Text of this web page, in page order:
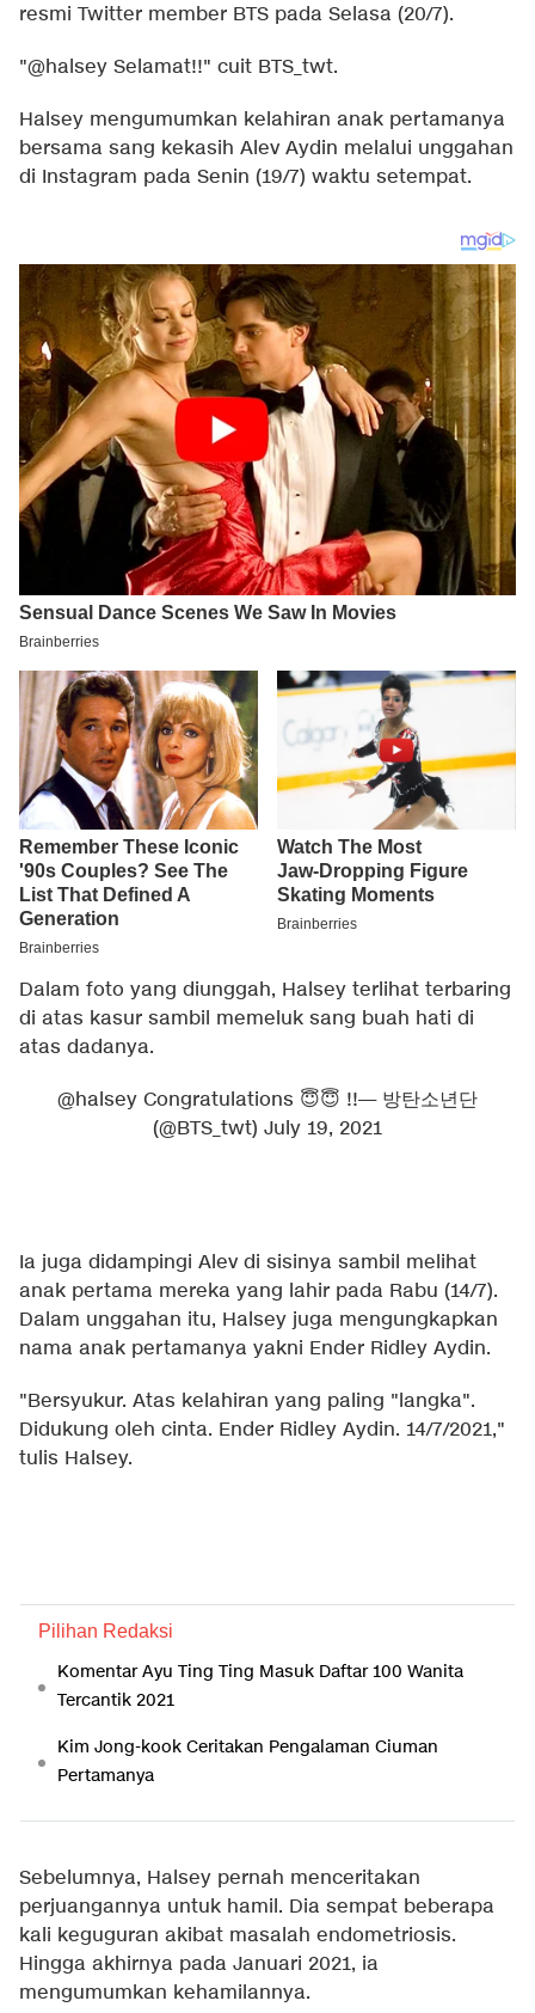
resmi Twitter member BTS pada Selasa (20/7).
"@halsey Selamat!!" cuit BTS_twt.
Halsey mengumumkan kelahiran anak pertamanya
bersama sang kekasih Alev Aydin melalui unggahan
di Instagram pada Senin (19/7) waktu setempat.
Dalam foto yang diunggah, Halsey terlihat terbaring
di atas kasur sambil memeluk sang buah hati di
atas dadanya.
@halsey Congratulations 😇😇 !!— 방탄소년단
(@BTS_twt) July 19, 2021
Ia juga didampingi Alev di sisinya sambil melihat
anak pertama mereka yang lahir pada Rabu (14/7).
Dalam unggahan itu, Halsey juga mengungkapkan
nama anak pertamanya yakni Ender Ridley Aydin.
"Bersyukur. Atas kelahiran yang paling "langka".
Didukung oleh cinta. Ender Ridley Aydin. 14/7/2021,"
tulis Halsey.
Pilihan Redaksi
Komentar Ayu Ting Ting Masuk Daftar 100 Wanita
Tercantik 2021
Kim Jong-kook Ceritakan Pengalaman Ciuman
Pertamanya
Sebelumnya, Halsey pernah menceritakan
perjuangannya untuk hamil. Dia sempat beberapa
kali keguguran akibat masalah endometriosis.
Hingga akhirnya pada Januari 2021, ia
mengumumkan kehamilannya.